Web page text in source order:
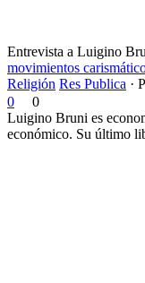
Entrevista a Luigino
movimientos
Religión Res Publica ·
0
0
Luigino Bruni es
económico. Su último